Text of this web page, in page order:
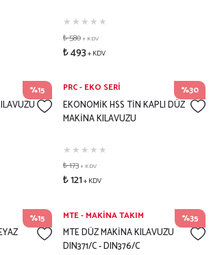
₺ 580+ KDV
₺ 493+ KDV
%15 %30
PRC - EKO SERİ
EKONOMİK HSS TİN KAPLI DÜZ
MAKİNA KILAVUZU
₺ 173+ KDV
₺ 121+ KDV
%15 %35
MTE - MAKİNA TAKIM
MTE DÜZ MAKİNA KILAVUZU
DIN371/C - DIN376/C